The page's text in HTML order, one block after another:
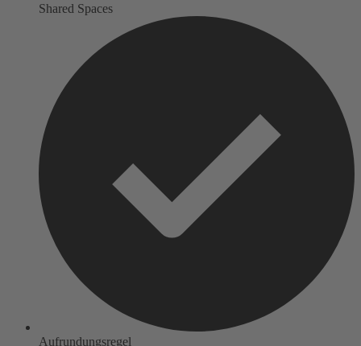
Shared Spaces
Aufrundungsregel